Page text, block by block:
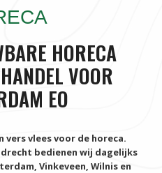
HORECA
VOOR
EO
vers vlees voor de horeca.
bedienen wij dagelijks
Vinkeveen, Wilnis en